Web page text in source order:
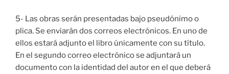
5- Las obras serán presentadas bajo pseudónimo o
plica. Se enviarán dos correos electrónicos. En uno de
ellos estará adjunto el libro únicamente con su título.
En el segundo correo electrónico se adjuntará un
documento con la identidad del autor en el que deberá